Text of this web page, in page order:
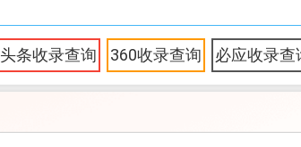
头条收录查询 360收录查询 必应收录查